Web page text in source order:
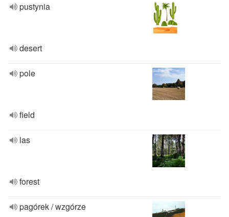
pustynia
desert
pole
field
las
forest
pagórek / wzgórze